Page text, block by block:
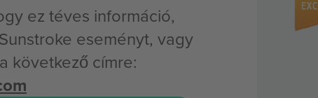
ez téves információ,
eseményt, vagy
következő címre: